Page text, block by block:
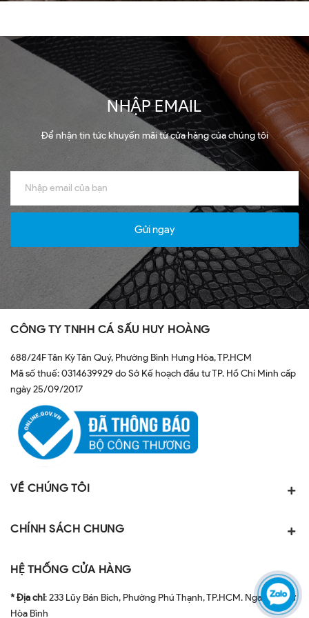
NHẬP EMAIL
Để nhận tin tức khuyến mãi từ cửa hàng của chúng tôi
Gửi ngay
CÔNG TY TNHH CÁ SẤU HUY HOÀNG
688/24F Tân Kỳ Tân Quý, Phường Bình Hưng Hòa, TP.HCM
Mã số thuế: 0314639929 do Sở Kế hoạch đầu tư TP. Hồ Chí Minh cấp
ngày 25/09/2017
VỀ CHÚNG TÔI
CHÍNH SÁCH CHUNG
HỆ THỐNG CỬA HÀNG
* Địa chỉ: 233 Lũy Bán Bích, Phường Phú Thạnh, TP.HCM. Ngay ngã tư
Hòa Bình